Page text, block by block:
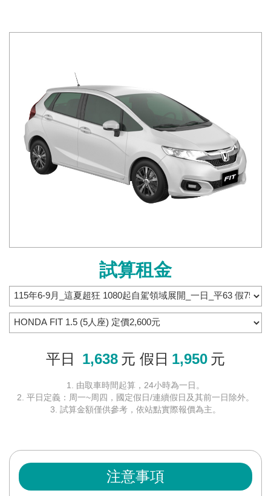
試算租金
平日 1,638 元 假日 1,950 元
1. 由取車時間起算，24小時為一日。
2. 平日定義：周一~周四，國定假日/連續假日及其前一日除外。
3. 試算金額僅供參考，依站點實際報價為主。
注意事項